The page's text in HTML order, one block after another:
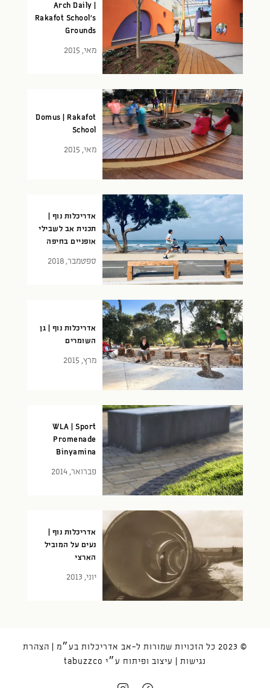
Arch Daily |
Rakafot School’s
Grounds
מאי, 2015
Domus | Rakafot
School
מאי, 2015
אדריכלות נוף |
תכנית אב לשבילי
אופניים בחיפה
ספטמבר, 2018
אדריכלות נוף | גן
השומרים
מרץ, 2015
WLA | Sport
Promenade
Binyamina
פברואר, 2014
אדריכלות נוף |
נעים על המוביל
הארצי
יוני, 2013
© 2023 כל הזכויות שמורות ל-אב אדריכלות בע״מ |
הצהרת
נגישות | עיצוב ופיתוח ע״י tabuzzco